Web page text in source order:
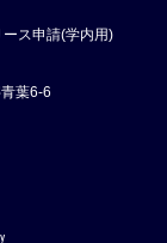
ス申請(学内用)
葉6-6